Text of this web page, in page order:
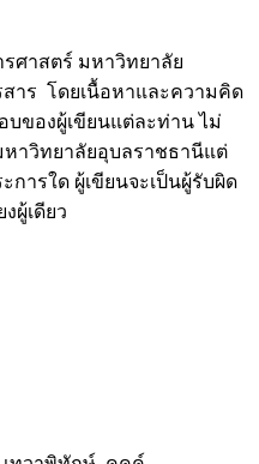
ศาสตร์ มหาวิทยาลัย
าร โดยเนื้อหาและความคิด
บของผู้เขียนแต่ละท่าน ไม่
าวิทยาลัยอุบลราชธานีแต่
ารใด ผู้เขียนจะเป็นผู้รับผิด
ผู้เดียว